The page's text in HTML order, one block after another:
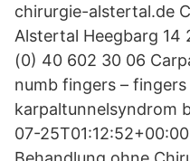
chirurgie-alstertal.de
Alstertal Heegbarg 14
(0) 40 602 30 06
numb fingers –
karpaltunnelsyndrom
07-